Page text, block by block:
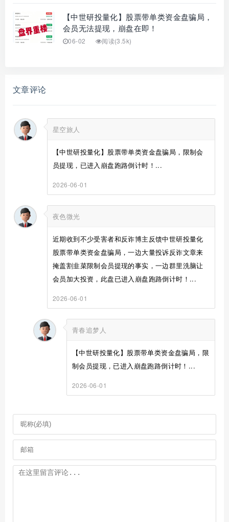
【中世研投量化】股票带单类资金盘骗局，
会员无法提现，崩盘在即！
06-02 阅读(3.5k)
文章评论
星空旅人
【中世研投量化】股票带单类资金盘骗局，限制会
员提现，已进入崩盘跑路倒计时！...
2026-06-01
夜色微光
近期收到不少受害者和反诈博主反馈中世研投量化
股票带单类资金盘骗局，一边大量投诉反诈文章来
掩盖割韭菜限制会员提现的事实，一边群里洗脑让
会员加大投资，此盘已进入崩盘跑路倒计时！...
2026-06-01
青春追梦人
【中世研投量化】股票带单类资金盘骗局，限
制会员提现，已进入崩盘跑路倒计时！...
2026-06-01